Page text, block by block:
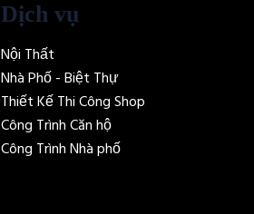
Dịch vụ
Nội Thất
Nhà Phố - Biệt Thự
Thiết Kế Thi Công Shop
Công Trình Căn hộ
Công Trình Nhà phố